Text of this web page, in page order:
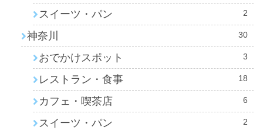
スイーツ・パン 2
神奈川 30
おでかけスポット 3
レストラン・食事 18
カフェ・喫茶店 6
スイーツ・パン 2